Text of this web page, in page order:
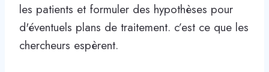
les patients et formuler des hypothèses pour
d'éventuels plans de traitement. c’est ce que les
chercheurs espèrent.